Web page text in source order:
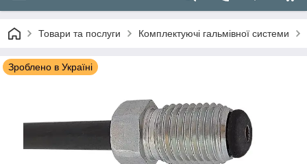
Товари та послуги Комплектуючі гальмівної системи
Зроблено в Україні